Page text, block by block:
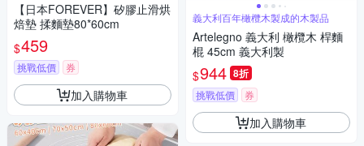
【日本FOREVER】矽膠止滑烘
焙墊 揉麵墊80*60cm
$459
挑戰低價 券
加入購物車
義大利百年橄欖木製成的木製品
Artelegno 義大利 橄欖木 桿麵
棍 45cm 義大利製
$944 8折
挑戰低價 券
加入購物車